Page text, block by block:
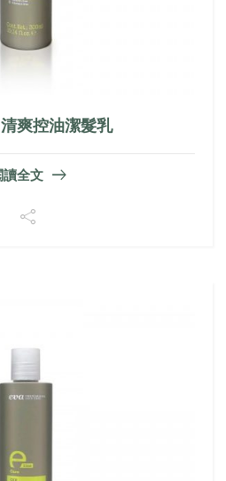
爽控油潔髮乳
讀全文